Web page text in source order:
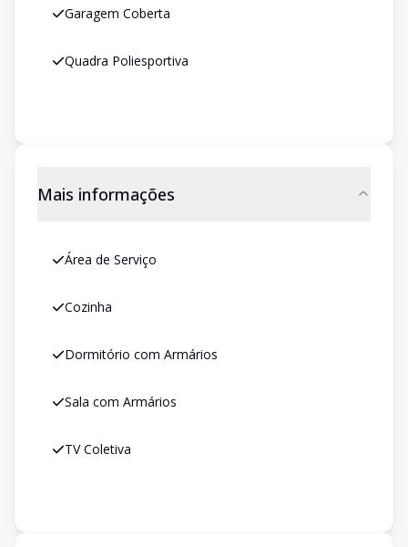
Garagem Coberta
Quadra Poliesportiva
Mais informações
Área de Serviço
Cozinha
Dormitório com Armários
Sala com Armários
TV Coletiva